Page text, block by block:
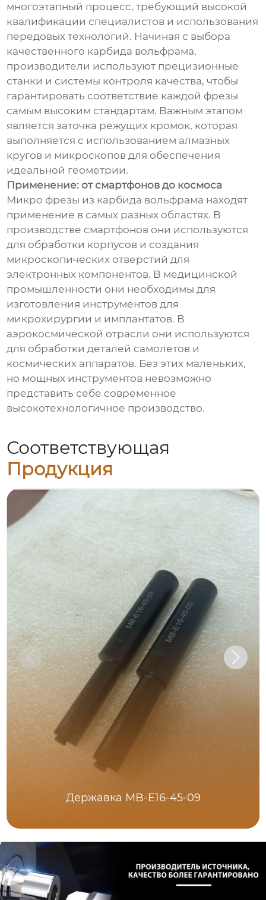
многоэтапный процесс, требующий высокой
квалификации специалистов и использования
передовых технологий. Начиная с выбора
качественного карбида вольфрама,
производители используют прецизионные
станки и системы контроля качества, чтобы
гарантировать соответствие каждой фрезы
самым высоким стандартам. Важным этапом
является заточка режущих кромок, которая
выполняется с использованием алмазных
кругов и микроскопов для обеспечения
идеальной геометрии.
Применение: от смартфонов до космоса
Микро фрезы из карбида вольфрама находят
применение в самых разных областях. В
производстве смартфонов они используются
для обработки корпусов и создания
микроскопических отверстий для
электронных компонентов. В медицинской
промышленности они необходимы для
изготовления инструментов для
микрохирургии и имплантатов. В
аэрокосмической отрасли они используются
для обработки деталей самолетов и
космических аппаратов. Без этих маленьких,
но мощных инструментов невозможно
представить себе современное
высокотехнологичное производство.
Соответствующая
Продукция
Державка MB-E16-45-09